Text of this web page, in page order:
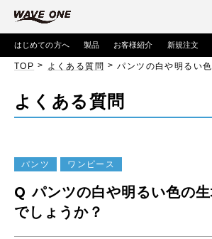
はじめての方へ 製品 お客様紹介 新規注文
TOP > よくある質問 > パンツの白や明るい
よくある質問
パンツ ワンピース
Q パンツの白や明るい色の
でしょうか？